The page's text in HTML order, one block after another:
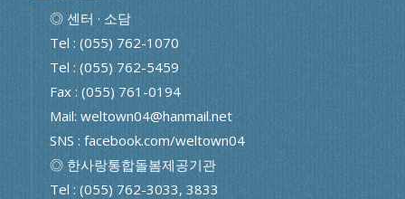
◎ 센터 · 소담
Tel : (055) 762-1070
Tel : (055) 762-5459
Fax : (055) 761-0194
Mail: weltown04@hanmail.net
SNS : facebook.com/weltown04
◎ 한사랑통합돌봄제공기관
Tel : (055) 762-3033, 3833